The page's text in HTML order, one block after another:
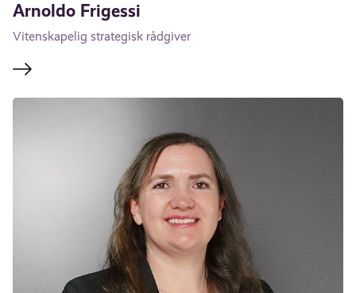
Arnoldo Frigessi
Vitenskapelig strategisk rådgiver